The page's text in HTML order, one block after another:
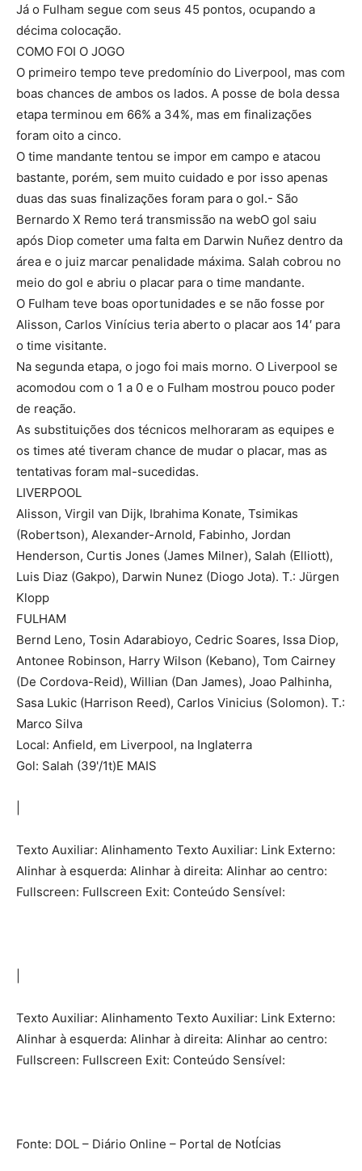
Já o Fulham segue com seus 45 pontos, ocupando a
décima colocação.
COMO FOI O JOGO
O primeiro tempo teve predomínio do Liverpool, mas com
boas chances de ambos os lados. A posse de bola dessa
etapa terminou em 66% a 34%, mas em finalizações
foram oito a cinco.
O time mandante tentou se impor em campo e atacou
bastante, porém, sem muito cuidado e por isso apenas
duas das suas finalizações foram para o gol.- São
Bernardo X Remo terá transmissão na webO gol saiu
após Diop cometer uma falta em Darwin Nuñez dentro da
área e o juiz marcar penalidade máxima. Salah cobrou no
meio do gol e abriu o placar para o time mandante.
O Fulham teve boas oportunidades e se não fosse por
Alisson, Carlos Vinícius teria aberto o placar aos 14′ para
o time visitante.
Na segunda etapa, o jogo foi mais morno. O Liverpool se
acomodou com o 1 a 0 e o Fulham mostrou pouco poder
de reação.
As substituições dos técnicos melhoraram as equipes e
os times até tiveram chance de mudar o placar, mas as
tentativas foram mal-sucedidas.
LIVERPOOL
Alisson, Virgil van Dijk, Ibrahima Konate, Tsimikas
(Robertson), Alexander-Arnold, Fabinho, Jordan
Henderson, Curtis Jones (James Milner), Salah (Elliott),
Luis Diaz (Gakpo), Darwin Nunez (Diogo Jota). T.: Jürgen
Klopp
FULHAM
Bernd Leno, Tosin Adarabioyo, Cedric Soares, Issa Diop,
Antonee Robinson, Harry Wilson (Kebano), Tom Cairney
(De Cordova-Reid), Willian (Dan James), Joao Palhinha,
Sasa Lukic (Harrison Reed), Carlos Vinicius (Solomon). T.:
Marco Silva
Local: Anfield, em Liverpool, na Inglaterra
Gol: Salah (39'/1t)E MAIS
Texto Auxiliar: Alinhamento Texto Auxiliar: Link Externo:
Alinhar à esquerda: Alinhar à direita: Alinhar ao centro:
Fullscreen: Fullscreen Exit: Conteúdo Sensível:
Texto Auxiliar: Alinhamento Texto Auxiliar: Link Externo:
Alinhar à esquerda: Alinhar à direita: Alinhar ao centro:
Fullscreen: Fullscreen Exit: Conteúdo Sensível:
Fonte: DOL – Diário Online – Portal de NotÍcias